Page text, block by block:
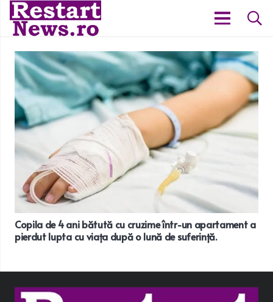
Copila de 4 ani bătută cu cruzime într-un apartament a
pierdut lupta cu viața după o lună de suferință.